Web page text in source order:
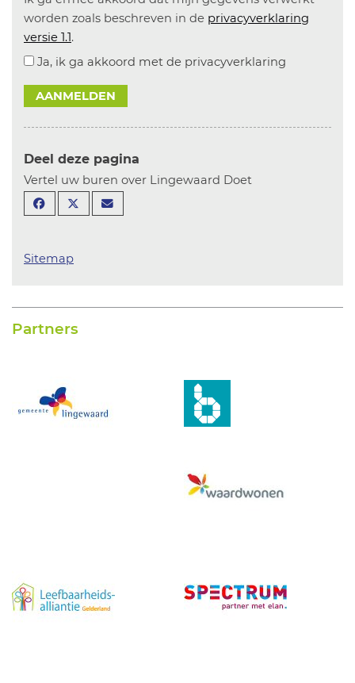
worden zoals beschreven in de privacyverklaring
versie 1.1.
Ja, ik ga akkoord met de privacyverklaring
AANMELDEN
Deel deze pagina
Vertel uw buren over Lingewaard Doet
Sitemap
Partners